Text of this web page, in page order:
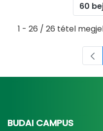
60
1 - 26 / 26 tétel
BUDAI CAMPUS